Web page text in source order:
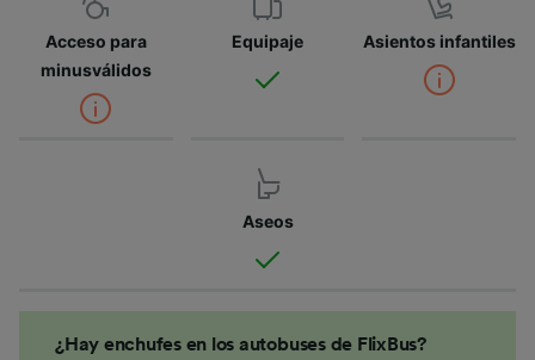
Acceso para
minusválidos
Equipaje Asientos infantiles
Aseos
¿Hay enchufes en los autobuses de FlixBus?